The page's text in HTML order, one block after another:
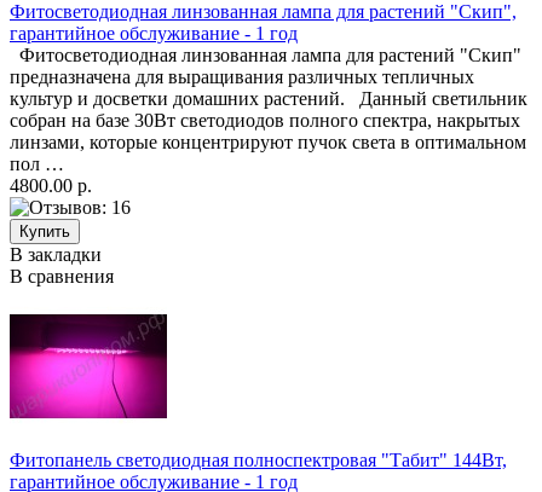
Фитосветодиодная линзованная лампа для растений "Скип",
гарантийное обслуживание - 1 год
Фитосветодиодная линзованная лампа для растений "Скип"
предназначена для выращивания различных тепличных
культур и досветки домашних растений. Данный светильник
собран на базе 30Вт светодиодов полного спектра, накрытых
линзами, которые концентрируют пучок света в оптимальном
пол …
4800.00 р.
В закладки
В сравнения
Фитопанель светодиодная полноспектровая "Табит" 144Вт,
гарантийное обслуживание - 1 год